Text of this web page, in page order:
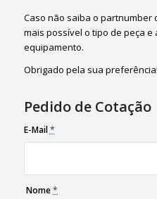
Caso não saiba o partnumber
mais possível o tipo de peça e
equipamento.
Obrigado pela sua preferência!
Pedido de Cotação
E-Mail*
Nome*